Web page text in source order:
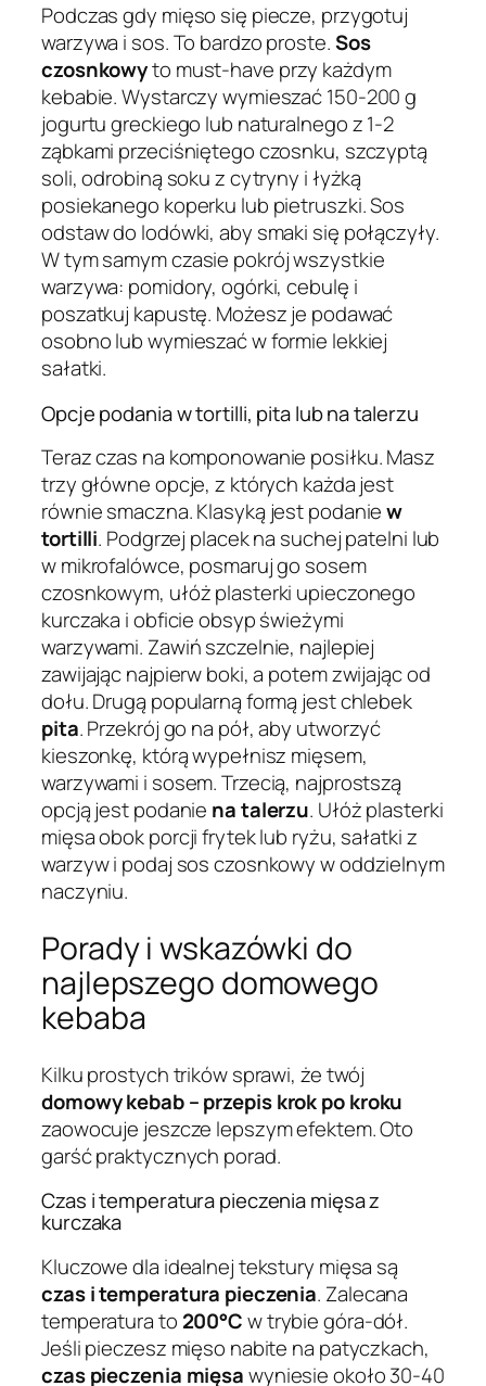
Podczas gdy mięso się piecze, przygotuj
warzywa i sos. To bardzo proste.Sos
czosnkowyto must-have przy każdym
kebabie. Wystarczy wymieszać 150-200 g
jogurtu greckiego lub naturalnego z 1-2
ząbkami przeciśniętego czosnku, szczyptą
soli, odrobiną soku z cytryny i łyżką
posiekanego koperku lub pietruszki. Sos
odstaw do lodówki, aby smaki się połączyły.
W tym samym czasie pokrój wszystkie
warzywa: pomidory, ogórki, cebulę i
poszatkuj kapustę. Możesz je podawać
osobno lub wymieszać w formie lekkiej
sałatki.
Opcje podania w tortilli, pita lub na talerzu
Teraz czas na komponowanie posiłku. Masz
trzy główne opcje, z których każda jest
równie smaczna. Klasyką jest podaniew
tortilli. Podgrzej placek na suchej patelni lub
w mikrofalówce, posmaruj go sosem
czosnkowym, ułóż plasterki upieczonego
kurczaka i obficie obsyp świeżymi
warzywami. Zawiń szczelnie, najlepiej
zawijając najpierw boki, a potem zwijając od
dołu. Drugą popularną formą jest chlebek
pita. Przekrój go na pół, aby utworzyć
kieszonkę, którą wypełnisz mięsem,
warzywami i sosem. Trzecią, najprostszą
opcją jest podanie na talerzu. Ułóż plasterki
mięsa obok porcji frytek lub ryżu, sałatki z
warzyw i podaj sos czosnkowy w oddzielnym
naczyniu.
Porady i wskazówki do
najlepszego domowego
kebaba
Kilku prostych trików sprawi, że twój
domowy kebab – przepis krok po kroku
zaowocuje jeszcze lepszym efektem. Oto
garść praktycznych porad.
Czas i temperatura pieczenia mięsa z
kurczaka
Kluczowe dla idealnej tekstury mięsa są
czas i temperatura pieczenia. Zalecana
temperatura to 200°Cw trybie góra-dół.
Jeśli pieczesz mięso nabite na patyczkach,
czas pieczenia mięsawyniesie około 30-40